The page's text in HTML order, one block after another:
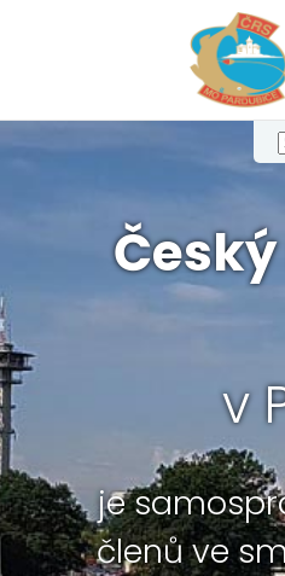
v
je
členů ve